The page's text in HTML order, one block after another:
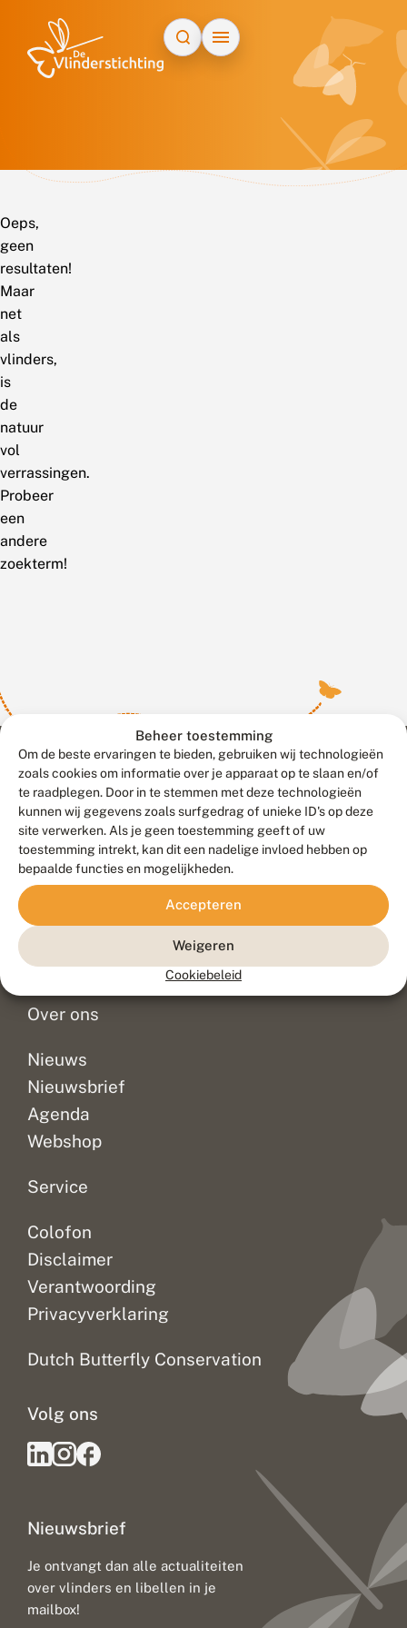
Beheer toestemming
Om de beste ervaringen te bieden, gebruiken wij technologieën
zoals cookies om informatie over je apparaat op te slaan en/of
te raadplegen. Door in te stemmen met deze technologieën
kunnen wij gegevens zoals surfgedrag of unieke ID's op deze
site verwerken. Als je geen toestemming geeft of uw
toestemming intrekt, kan dit een nadelige invloed hebben op
bepaalde functies en mogelijkheden.
Accepteren
Weigeren
Cookiebeleid
Oeps,
geen
resultaten!
Maar
net
als
vlinders,
is
de
natuur
vol
verrassingen.
Probeer
een
andere
zoekterm!
Contact
Veelgestelde vragen
Doneer
Over ons
Nieuws
Nieuwsbrief
Agenda
Webshop
Service
Colofon
Disclaimer
Verantwoording
Privacyverklaring
Dutch Butterfly Conservation
Nieuwsbrief
Je ontvangt dan alle actualiteiten
over vlinders en libellen in je
mailbox!
Volg ons
Meld waarnemingen© 2026 Vlinderstichting
Duurzaam ontwikkeld door
Go2People
, ontworpen door
Blue Field Agency
Privacy
Disclaimer
Sitemap